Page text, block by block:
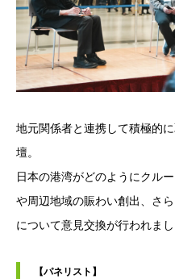
地元関係者と連携して積極的
壇。
日本の港湾がどのようにクル
や周辺地域の賑わい創出、さ
について意見交換が行われまし
【パネリスト】